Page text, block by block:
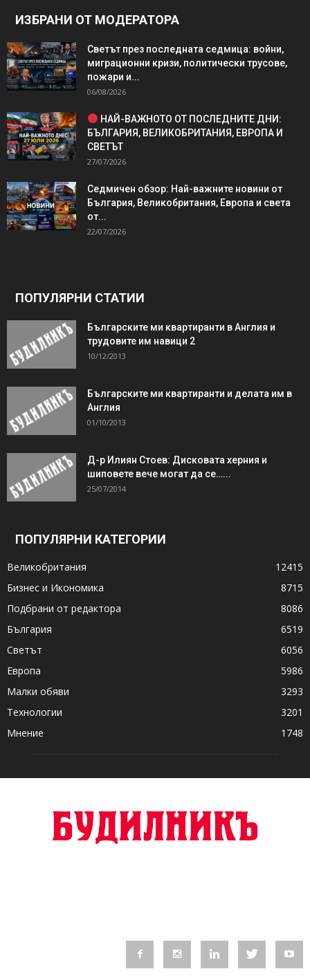
ИЗБРАНИ ОТ МОДЕРАТОРА
Светът през последната седмица: войни,
миграционни кризи, политически трусове,
пожари и...
06/08/2026
НАЙ-ВАЖНОТО ОТ ПОСЛЕДНИТЕ ДНИ:
БЪЛГАРИЯ, ВЕЛИКОБРИТАНИЯ, ЕВРОПА И
СВЕТЪТ
27/07/2026
Седмичен обзор: Най-важните новини от
България, Великобритания, Европа и света
от...
22/07/2026
ПОПУЛЯРНИ СТАТИИ
Българските ми квартиранти в Англия и
трудовите им навици 2
10/12/2013
Българските ми квартиранти и делата им в
Англия
01/10/2013
Д-р Илиян Стоев: Дисковата херния и
шиповете вече могат да се…...
25/07/2014
ПОПУЛЯРНИ КАТЕГОРИИ
Великобритания
12415
Бизнес и Икономика
8715
Подбрани от редактора
8086
България
6519
Светът
6056
Европа
5986
Малки обяви
3293
Технологии
3201
Мнение
1748